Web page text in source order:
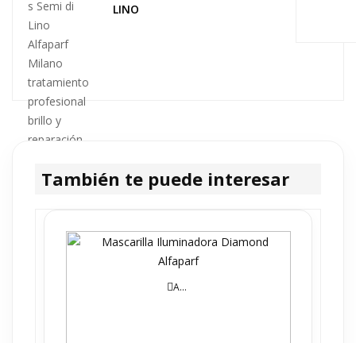
LINO
También te puede interesar
AÑADIR AL CARRITO